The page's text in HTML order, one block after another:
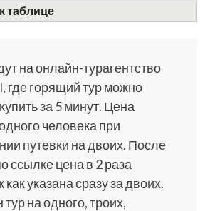
таблице
на онлайн-турагентство
где горящий тур можно
за 5 минут. Цена
человека при
путевки на двоих. После
ссылке цена в 2 раза
указана сразу за двоих.
на одного, троих,